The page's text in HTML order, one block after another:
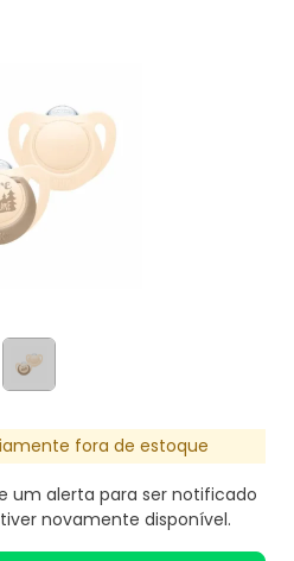
fora de estoque
um alerta para ser notificado
novamente disponível.